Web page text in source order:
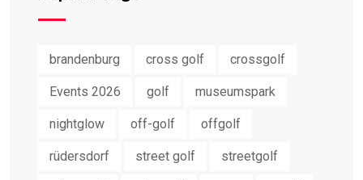
brandenburg cross golf crossgolf
Events 2026 golf museumspark
nightglow off-golf offgolf
rüdersdorf street golf streetgolf